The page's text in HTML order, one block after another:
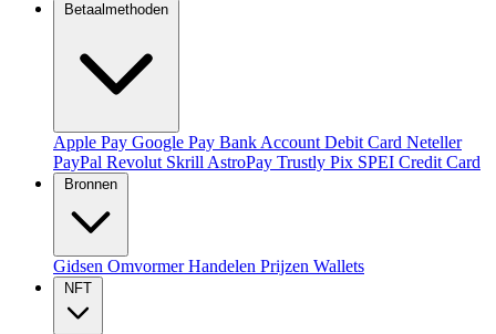
Betaalmethoden
Apple Pay Google Pay Bank Account Debit Card Neteller
PayPal Revolut Skrill AstroPay Trustly Pix SPEI Credit Card
Bronnen
Gidsen OmvormerHandelen Prijzen Wallets
NFT